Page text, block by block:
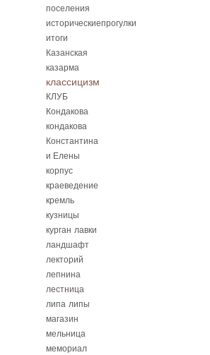
поселения
историческиепрогулки
итоги
Казанская
казарма
классицизм
КЛУБ
Кондакова
кондакова
Константина
и Елены
корпус
краеведение
кремль
кузницы
курган лавки
ландшафт
лекторий
лепнина
лестница
липа липы
магазин
мельница
мемориал